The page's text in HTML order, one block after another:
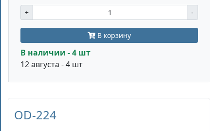
+ -
В корзину
В наличии - 4 шт
12 августа - 4 шт
OD-224